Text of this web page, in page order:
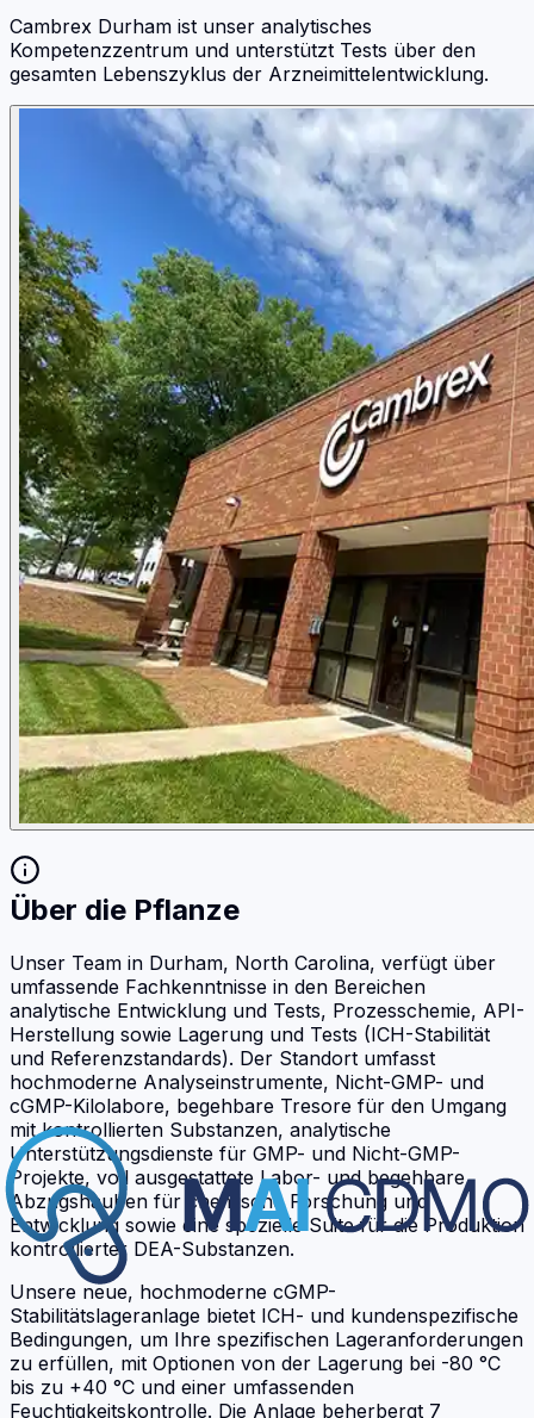
Cambrex Durham ist unser analytisches
Kompetenzzentrum und unterstützt Tests über den
gesamten Lebenszyklus der Arzneimittelentwicklung.
Über die Pflanze
Unser Team in Durham, North Carolina, verfügt über
umfassende Fachkenntnisse in den Bereichen
analytische Entwicklung und Tests, Prozesschemie, API-
Herstellung sowie Lagerung und Tests (ICH-Stabilität
und Referenzstandards). Der Standort umfasst
hochmoderne Analyseinstrumente, Nicht-GMP- und
cGMP-Kilolabore, begehbare Tresore für den Umgang
mit kontrollierten Substanzen, analytische
Unterstützungsdienste für GMP- und Nicht-GMP-
Projekte, voll ausgestattete Labor- und begehbare
Abzugshauben für chemische Forschung und
Entwicklung sowie eine spezielle Suite für die Produktion
kontrollierter DEA-Substanzen.
Unsere neue, hochmoderne cGMP-
Stabilitätslageranlage bietet ICH- und kundenspezifische
Bedingungen, um Ihre spezifischen Lageranforderungen
zu erfüllen, mit Optionen von der Lagerung bei -80 °C
bis zu +40 °C und einer umfassenden
Feuchtigkeitskontrolle. Die Anlage beherbergt 7